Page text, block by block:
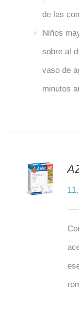
de las
Niños
sobre al
vaso de
minutos